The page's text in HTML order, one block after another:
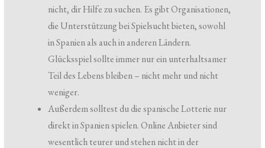
nicht, dir Hilfe zu suchen. Es gibt Organisationen,
die Unterstützung bei Spielsucht bieten, sowohl
in Spanien als auch in anderen Ländern.
Glücksspiel sollte immer nur ein unterhaltsamer
Teil des Lebens bleiben – nicht mehr und nicht
weniger.
Außerdem solltest du die spanische Lotterie nur
direkt in Spanien spielen. Online Anbieter sind
wesentlich teurer und stehen nicht in der